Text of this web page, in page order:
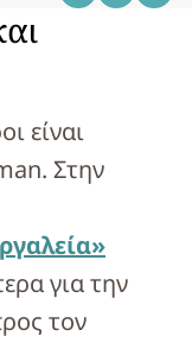
είναι
Στην
για την
τον